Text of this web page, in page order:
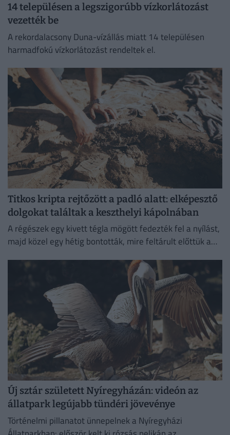
14 településen a legszigorúbb vízkorlátozást
vezették be
A rekordalacsony Duna-vízállás miatt 14 településen
harmadfokú vízkorlátozást rendeltek el.
Titkos kripta rejtőzött a padló alatt: elképesztő
dolgokat találtak a keszthelyi kápolnában
A régészek egy kivett tégla mögött fedezték fel a nyílást,
majd közel egy hétig bontották, mire feltárult előttük a
Új sztár született Nyíregyházán: videón az
állatpark legújabb tündéri jövevénye
Történelmi pillanatot ünnepelnek a Nyíregyházi